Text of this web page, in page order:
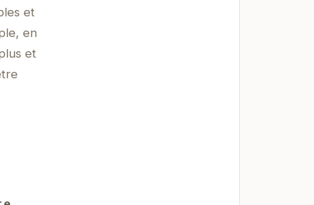
et
en
et